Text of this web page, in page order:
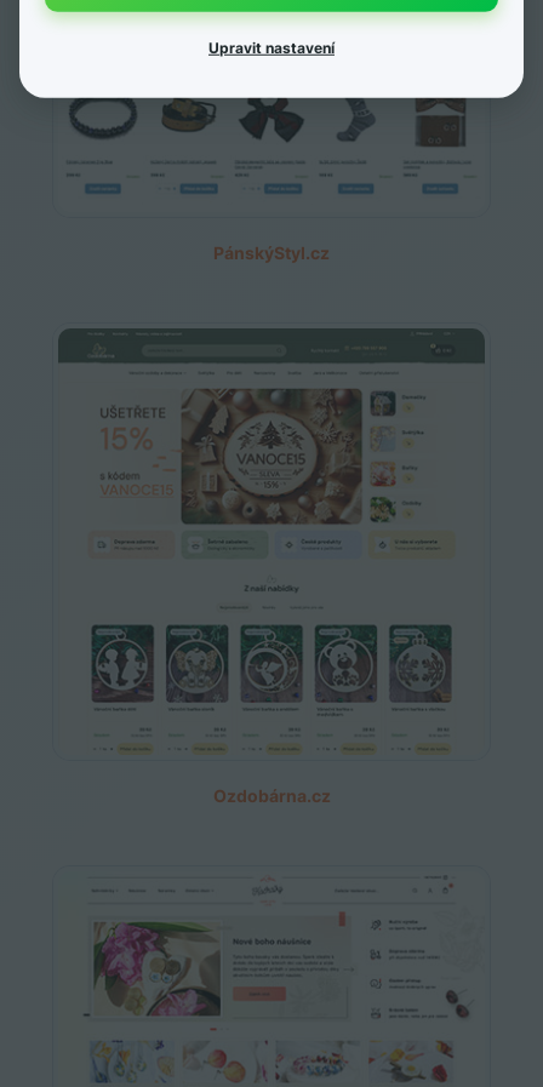
PánskýStyl.cz
Ozdobárna.cz
Upravit nastavení